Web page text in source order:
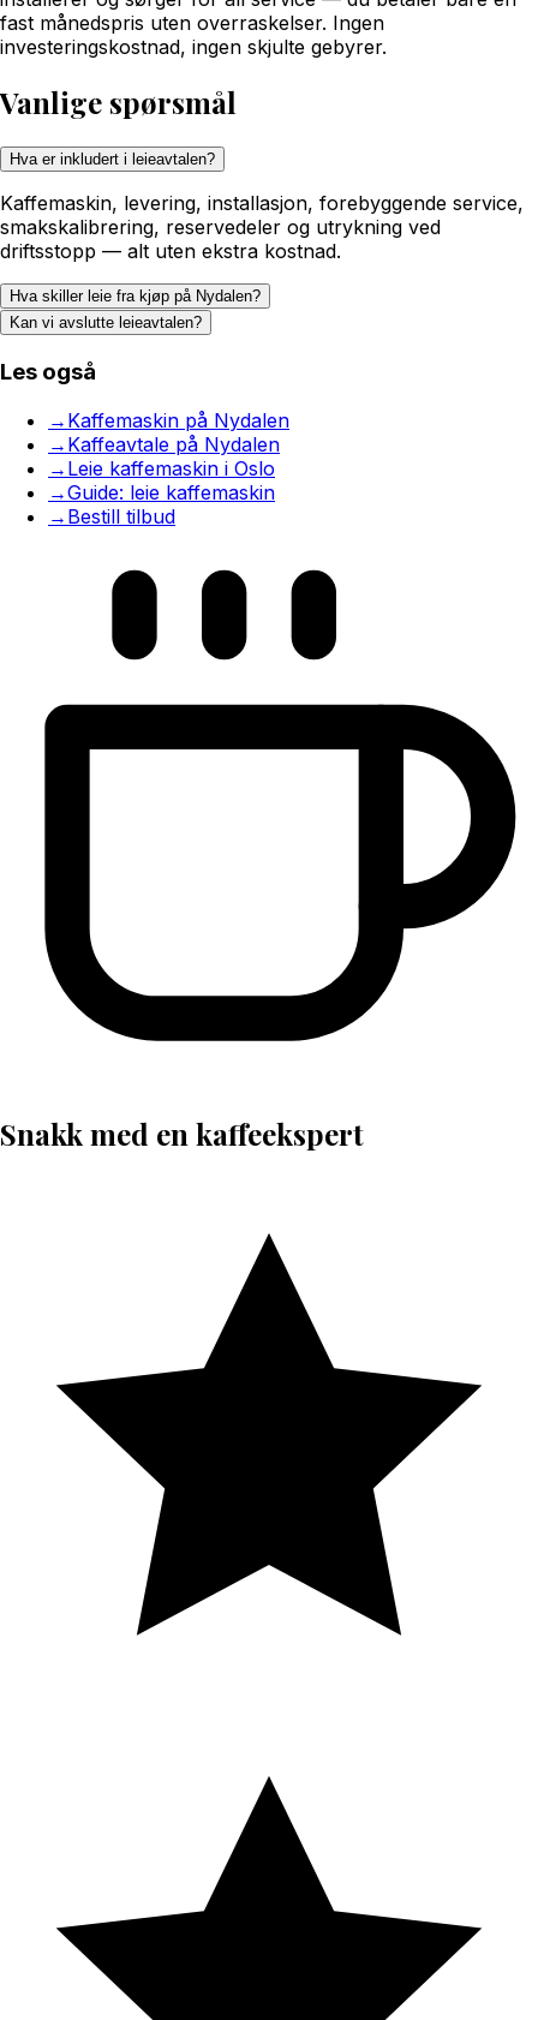
fast månedspris uten overraskelser. Ingen
investeringskostnad, ingen skjulte gebyrer.
Vanlige spørsmål
Hva er inkludert i leieavtalen?
Kaffemaskin, levering, installasjon, forebyggende service,
smakskalibrering, reservedeler og utrykning ved
driftsstopp — alt uten ekstra kostnad.
Hva skiller leie fra kjøp på Nydalen?
Kan vi avslutte leieavtalen?
Les også
→ Kaffemaskin på Nydalen
→ Kaffeavtale på Nydalen
→ Leie kaffemaskin i Oslo
→Guide: leie kaffemaskin
→ Bestill tilbud
Snakk med en kaffeekspert